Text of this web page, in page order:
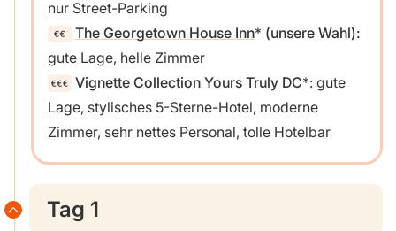
nur Street-Parking
The Georgetown House Inn
(unsere Wahl):
gute Lage, helle Zimmer
Vignette Collection Yours Truly DC : gute
Lage, stylisches 5-Sterne-Hotel, moderne
Zimmer, sehr nettes Personal, tolle Hotelbar
Tag 1